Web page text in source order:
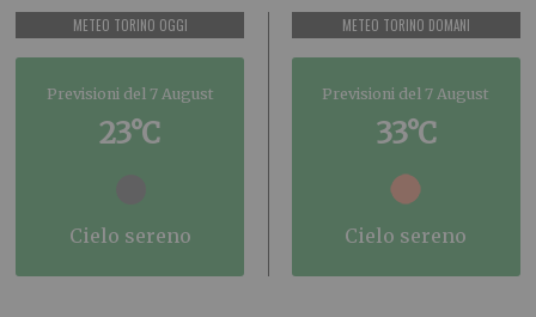
METEO TORINO OGGI
Previsioni del 7 August
23°C
cielo sereno
METEO TORINO DOMANI
Previsioni del 7 August
33°C
cielo sereno